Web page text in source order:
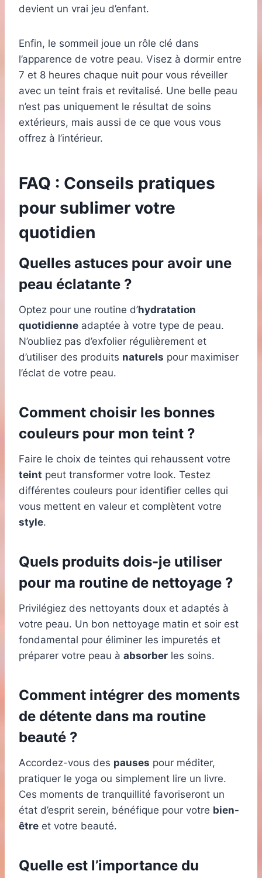
devient un vrai jeu d’enfant.
Enfin, le sommeil joue un rôle clé dans
l’apparence de votre peau. Visez à dormir entre
7 et 8 heures chaque nuit pour vous réveiller
avec un teint frais et revitalisé. Une belle peau
n’est pas uniquement le résultat de soins
extérieurs, mais aussi de ce que vous vous
offrez à l’intérieur.
FAQ : Conseils pratiques
pour sublimer votre
quotidien
Quelles astuces pour avoir une
peau éclatante ?
Optez pour une routine d’hydratation
quotidienne adaptée à votre type de peau.
N’oubliez pas d’exfolier régulièrement et
d’utiliser des produits naturels pour maximiser
l’éclat de votre peau.
Comment choisir les bonnes
couleurs pour mon teint ?
Faire le choix de teintes qui rehaussent votre
teint peut transformer votre look. Testez
différentes couleurs pour identifier celles qui
vous mettent en valeur et complètent votre
style.
Quels produits dois-je utiliser
pour ma routine de nettoyage ?
Privilégiez des nettoyants doux et adaptés à
votre peau. Un bon nettoyage matin et soir est
fondamental pour éliminer les impuretés et
préparer votre peau à absorber les soins.
Comment intégrer des moments
de détente dans ma routine
beauté ?
Accordez-vous des pauses pour méditer,
pratiquer le yoga ou simplement lire un livre.
Ces moments de tranquillité favoriseront un
état d’esprit serein, bénéfique pour votre bien-
être et votre beauté.
Quelle est l’importance du